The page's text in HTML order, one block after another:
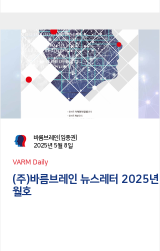
(주)바름브레인 뉴스레터 2025년
월호
VARM Daily
바름브레인(임종권)
2025년 5월 8일